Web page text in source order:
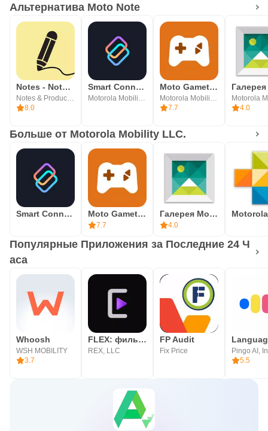
Альтернатива Moto Note
Notes - Notepad and to do list
8.0
Smart Connect Moto Gametime
7.7
4.0
Больше от Motorola Mobility LLC.
Smart Connect Moto Gametime
7.7
Галерея Motorola
4.0
Популярные Приложения за Последние 24 Ч
аса
Whoosh
WSH MOBILITY
3.7
FLEX: фильмы и сериалы
REX, LLC
FP Audit
Fix Price
Pingo AI,
5.5